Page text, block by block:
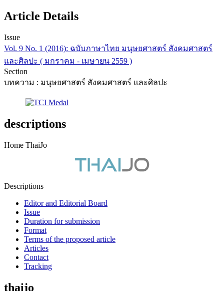
Article Details
Issue
Vol. 9 No. 1 (2016): ฉบับภาษาไทย มนุษยศาสตร์ สังคมศาสตร์
และศิลปะ ( มกราคม - เมษายน 2559 )
Section
บทความ : มนุษยศาสตร์ สังคมศาสตร์ และศิลปะ
descriptions
Home ThaiJo
Descriptions
Editor and Editorial Board
Issue
Duration for submission
Format
Terms of the proposed article
Articles
Contact
Tracking
thaijo